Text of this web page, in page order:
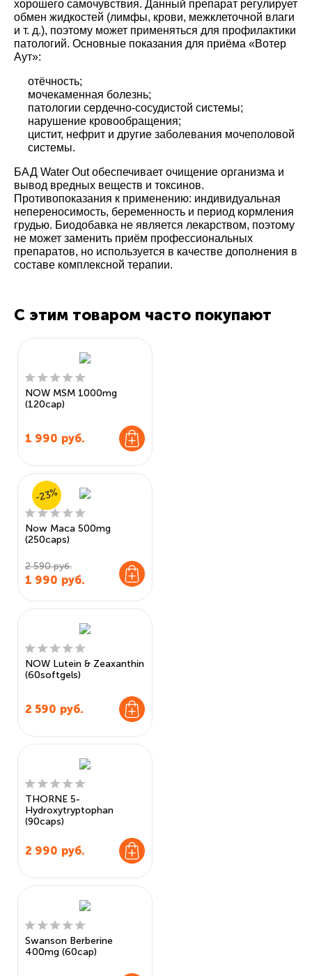
хорошего самочувствия. Данный препарат регулирует
обмен жидкостей (лимфы, крови, межклеточной влаги
и т. д.), поэтому может применяться для профилактики
патологий. Основные показания для приёма «Вотер
Аут»:
отёчность;
мочекаменная болезнь;
патологии сердечно-сосудистой системы;
нарушение кровообращения;
цистит, нефрит и другие заболевания мочеполовой
системы.
БАД Water Out обеспечивает очищение организма и
вывод вредных веществ и токсинов.
Противопоказания к применению: индивидуальная
непереносимость, беременность и период кормления
грудью. Биодобавка не является лекарством, поэтому
не может заменить приём профессиональных
препаратов, но используется в качестве дополнения в
составе комплексной терапии.
С этим товаром часто покупают
NOW MSM 1000mg
(120cap)
1 990 руб.
Now Maca 500mg
(250caps)
2 590 руб.
1 990 руб.
-23%
NOW Lutein & Zeaxanthin
(60softgels)
2 590 руб.
THORNE 5-
Hydroxytryptophan
(90caps)
2 990 руб.
Swanson Berberine
400mg (60cap)